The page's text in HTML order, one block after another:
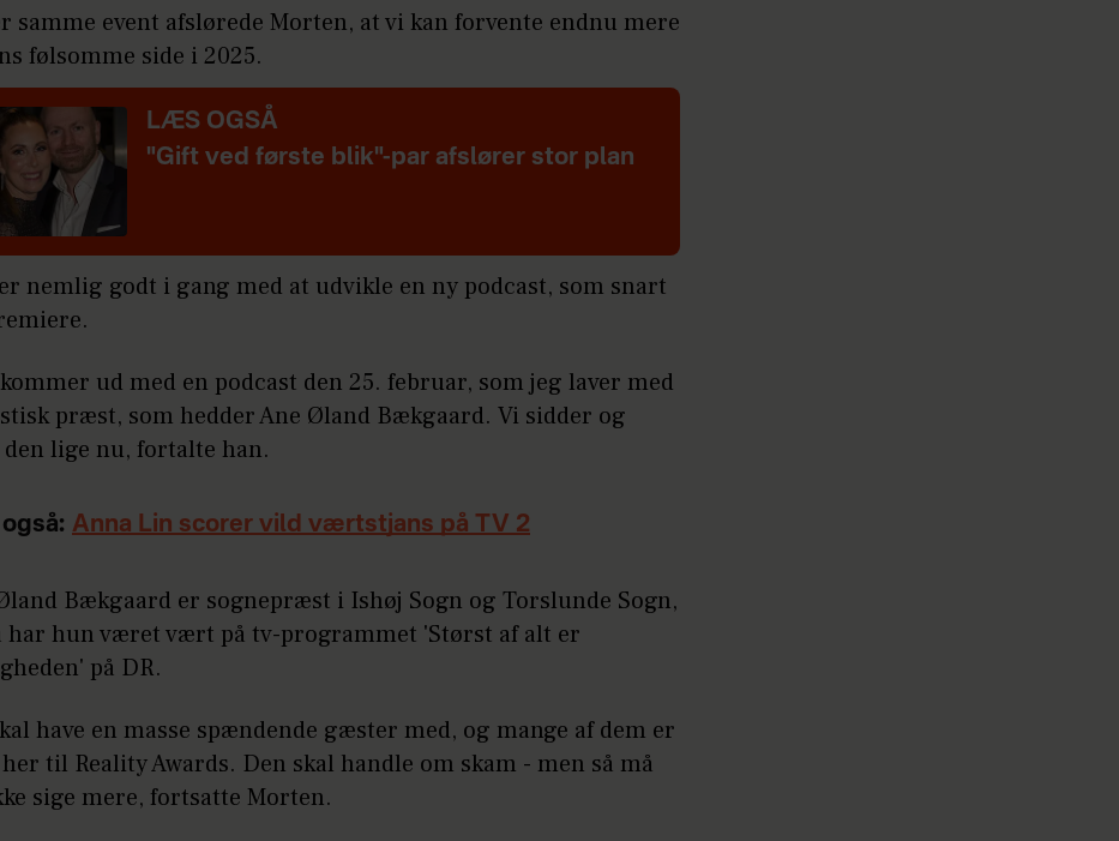
samme event afslørede Morten, at vi kan forvente endnu mere
følsomme side i 2025.
LÆS OGSÅ
"Gift ved første blik"-par afslører stor plan
nemlig godt i gang med at udvikle en ny podcast, som snart
ud med en podcast den 25. februar, som jeg laver med
præst, som hedder Ane Øland Bækgaard. Vi sidder og
den lige nu, fortalte han.
Anna Lin scorer vild værtstjans på TV 2
Bækgaard er sognepræst i Ishøj Sogn og Torslunde Sogn,
har hun været vært på tv-programmet 'Størst af alt er
på DR.
have en masse spændende gæster med, og mange af dem er
til Reality Awards. Den skal handle om skam - men så må
sige mere, fortsatte Morten.